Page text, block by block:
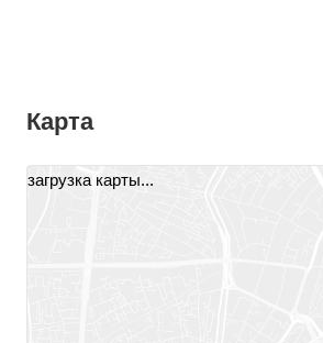
Карта
загрузка карты...